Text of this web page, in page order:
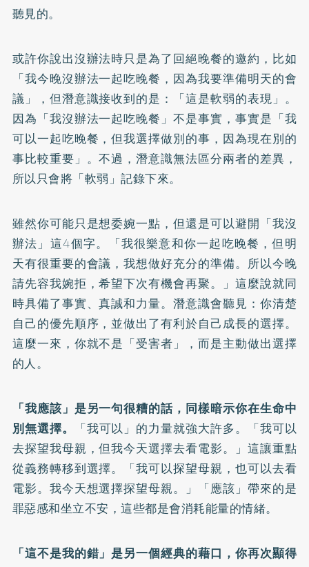
聽見的。
或許你說出沒辦法時只是為了回絕晚餐的邀約，比如
「我今晚沒辦法一起吃晚餐，因為我要準備明天的會
議」，但潛意識接收到的是：「這是軟弱的表現」。
因為「我沒辦法一起吃晚餐」不是事實，事實是「我
可以一起吃晚餐，但我選擇做別的事，因為現在別的
事比較重要」。不過，潛意識無法區分兩者的差異，
所以只會將「軟弱」記錄下來。
雖然你可能只是想委婉一點，但還是可以避開「我沒
辦法」這4個字。「我很樂意和你一起吃晚餐，但明
天有很重要的會議，我想做好充分的準備。所以今晚
請先容我婉拒，希望下次有機會再聚。」這麼說就同
時具備了事實、真誠和力量。潛意識會聽見：你清楚
自己的優先順序，並做出了有利於自己成長的選擇。
這麼一來，你就不是「受害者」，而是主動做出選擇
的人。
「我應該」是另一句很糟的話，同樣暗示你在生命中
別無選擇。
「我可以」的力量就強大許多。「我可以
去探望我母親，但我今天選擇去看電影。」這讓重點
從義務轉移到選擇。「我可以探望母親，也可以去看
電影。我今天想選擇探望母親。」「應該」帶來的是
罪惡感和坐立不安，這些都是會消耗能量的情緒。
「這不是我的錯」是另一個經典的藉口，你再次顯得